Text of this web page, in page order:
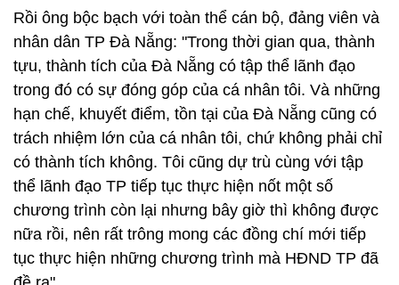
Rồi ông bộc bạch với toàn thể cán bộ, đảng viên và
nhân dân TP Đà Nẵng: "Trong thời gian qua, thành
tựu, thành tích của Đà Nẵng có tập thể lãnh đạo
trong đó có sự đóng góp của cá nhân tôi. Và những
hạn chế, khuyết điểm, tồn tại của Đà Nẵng cũng có
trách nhiệm lớn của cá nhân tôi, chứ không phải chỉ
có thành tích không. Tôi cũng dự trù cùng với tập
thể lãnh đạo TP tiếp tục thực hiện nốt một số
chương trình còn lại nhưng bây giờ thì không được
nữa rồi, nên rất trông mong các đồng chí mới tiếp
tục thực hiện những chương trình mà HĐND TP đã